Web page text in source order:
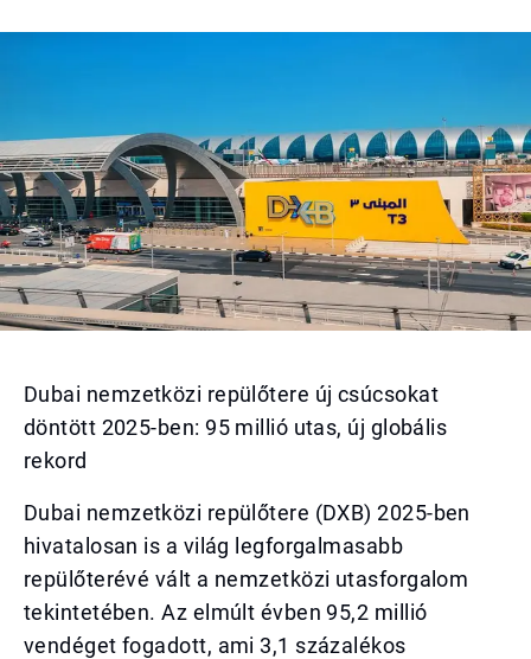
Dubai nemzetközi repülőtere új csúcsokat
döntött 2025-ben: 95 millió utas, új globális
rekord
Dubai nemzetközi repülőtere (DXB) 2025-ben
hivatalosan is a világ legforgalmasabb
repülőterévé vált a nemzetközi utasforgalom
tekintetében. Az elmúlt évben 95,2 millió
vendéget fogadott, ami 3,1 százalékos